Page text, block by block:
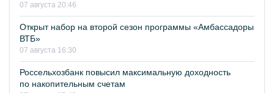
07 августа 20:46
Открыт набор на второй сезон программы «Амбассадоры
ВТБ»
07 августа 16:30
Россельхозбанк повысил максимальную доходность
по накопительным счетам